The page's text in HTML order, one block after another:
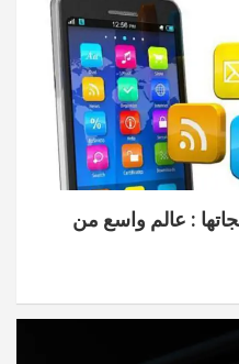
: عالم واسع من